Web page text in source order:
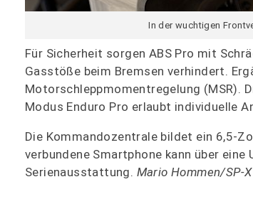
In der wuchtigen
Für Sicherheit sorgen ABS Pro mit
Gasstöße beim Bremsen verhindert.
Motorschleppmomentregelung (MSR).
Modus Enduro Pro erlaubt individuelle
Die Kommandozentrale bildet ein 6,5-
verbundene Smartphone kann über
Serienausstattung. Mario Hommen/SP-X